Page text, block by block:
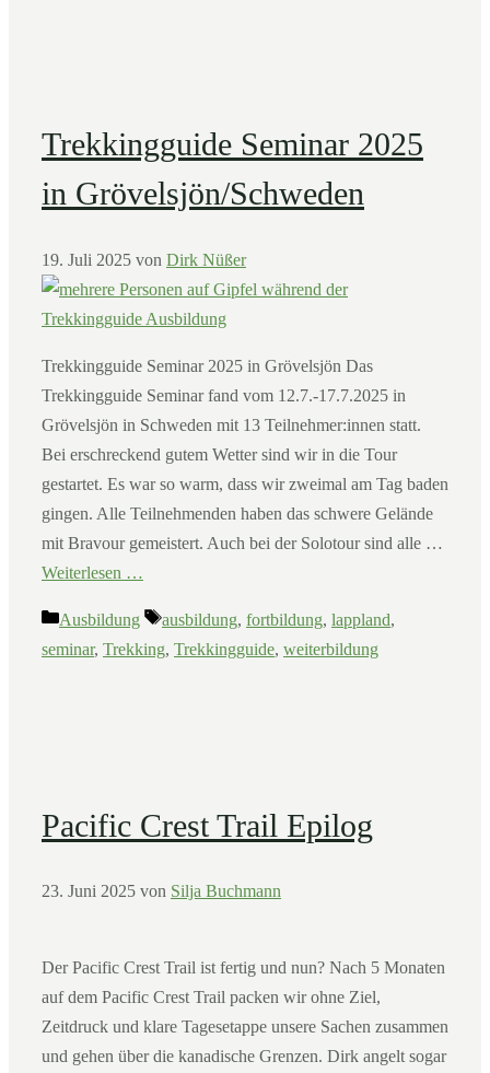
Trekkingguide Seminar 2025
in Grövelsjön/Schweden
19. Juli 2025 von Dirk Nüßer
Trekkingguide Seminar 2025 in Grövelsjön Das
Trekkingguide Seminar fand vom 12.7.-17.7.2025 in
Grövelsjön in Schweden mit 13 Teilnehmer:innen statt.
Bei erschreckend gutem Wetter sind wir in die Tour
gestartet. Es war so warm, dass wir zweimal am Tag baden
gingen. Alle Teilnehmenden haben das schwere Gelände
mit Bravour gemeistert. Auch bei der Solotour sind alle …
Weiterlesen …
Kategorien
Ausbildung Schlagwörter
ausbildung, fortbildung, lappland,
seminar, Trekking, Trekkingguide, weiterbildung
Pacific Crest Trail Epilog
23. Juni 2025 von Silja Buchmann
Der Pacific Crest Trail ist fertig und nun? Nach 5 Monaten
auf dem Pacific Crest Trail packen wir ohne Ziel,
Zeitdruck und klare Tagesetappe unsere Sachen zusammen
und gehen über die kanadische Grenzen. Dirk angelt sogar